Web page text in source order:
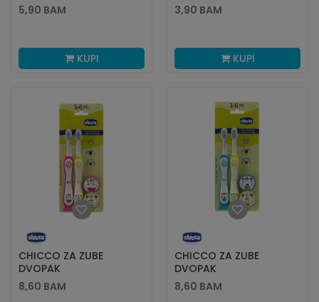
5,90 BAM
KUPI
3,90 BAM
KUPI
CHICCO ZA ZUBE
DVOPAK
HIPPO/PANDA,DJEVOJČICE,3
8,60 BAM
CHICCO ZA ZUBE
DVOPAK
TIGAR/PANDA,DJEČAK,
3-6 GOD.
8,60 BAM